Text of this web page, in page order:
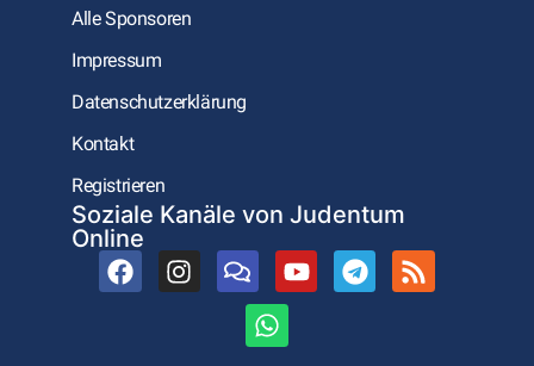
Alle Sponsoren
Impressum
Datenschutzerklärung
Kontakt
Registrieren
Soziale Kanäle von Judentum
Online